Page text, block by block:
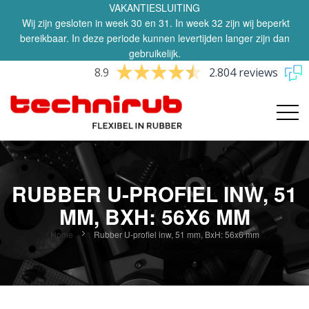
VAKANTIESLUITING
Wij zijn gesloten in week 30 en 31. In week 32 zijn wij beperkt
bereikbaar. In deze periode kunnen levertijden langer zijn dan
gebruikelijk.
8.9 2.804 reviews
RUBBER U-PROFIEL INW, 51
MM, BXH: 56X6 MM
Home Rubber U-profiel inw, 51 mm, BxH: 56x6 mm